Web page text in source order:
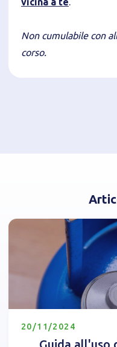
Non cumulabile con
corso.
20/11/2024